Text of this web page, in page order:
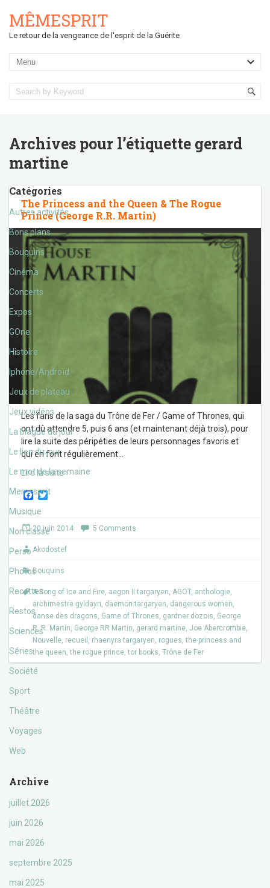
MÊMESPRIT
Le retour de la vengeance de l'esprit de la Guérite
Archives pour l’étiquette gerard
martine
Catégories
Autres activités
Bons plans
Bouquins
Cinéma
Concerts
Expos
GOne
Histoire
Iphone/Androïd
Jeux de plateau
Jeux vidéos
La blague du jour
Le lien du jour
Le mot de la semaine
Memesprit
Musique
Non classé
Perso
Photos
Recettes
Restos
Sciences
Séries
Société
Sport
Théâtre
Voyages
Web
Archive
juillet 2026
juin 2026
mai 2026
septembre 2025
mai 2025
The Princess and the Queen & The Rogue
Prince (George R.R. Martin)
Les fans de la saga du Trône de Fer / Game of Thrones, qui
ont dû attendre 5, puis 6 ans (et maintenant déjà trois), pour
lire la suite des péripéties de leurs personnages favoris et
qui en font régulièrement
Lire la suite ›
F
c
e
b
o
T
t
t
r
20 juin 2014 5 Comments
Akodostef
Bouquins
A Song of Ice and Fire, aegon II targaryen, AGOT, anthologie,
archimestre gyldayn, daemon targaryen, dangerous women,
danse des dragons, Game of Thrones, gardner dozois, George
R. R. Martin, George RR Martin, gerard martine, Joe Abercrombie,
Nouvelle, recueil , rhaenyra targaryen, rogues,the princess and
the queen,the rogue prince,tor books, Trône de Fer